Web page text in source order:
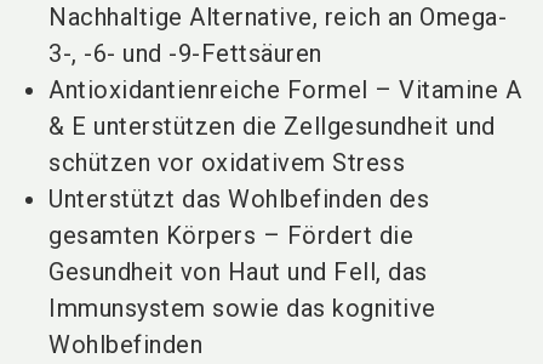
Nachhaltige Alternative, reich an Omega-
3-, -6- und -9-Fettsäuren
Antioxidantienreiche Formel – Vitamine A
& E unterstützen die Zellgesundheit und
schützen vor oxidativem Stress
Unterstützt das Wohlbefinden des
gesamten Körpers – Fördert die
Gesundheit von Haut und Fell, das
Immunsystem sowie das kognitive
Wohlbefinden